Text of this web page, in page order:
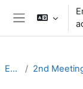
Salta al contenido
Panel lateral
EC-CDP